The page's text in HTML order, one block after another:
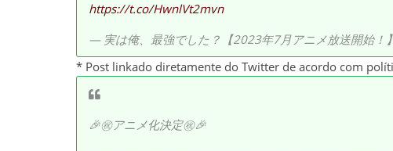
https://t.co/HwnlVt2mvn
— 実は俺、最強でした？【2023年7月アニメ放送開始！
* Post linkado diretamente do Twitter de acordo com
🎉㊗️アニメ化決定㊗️🎉